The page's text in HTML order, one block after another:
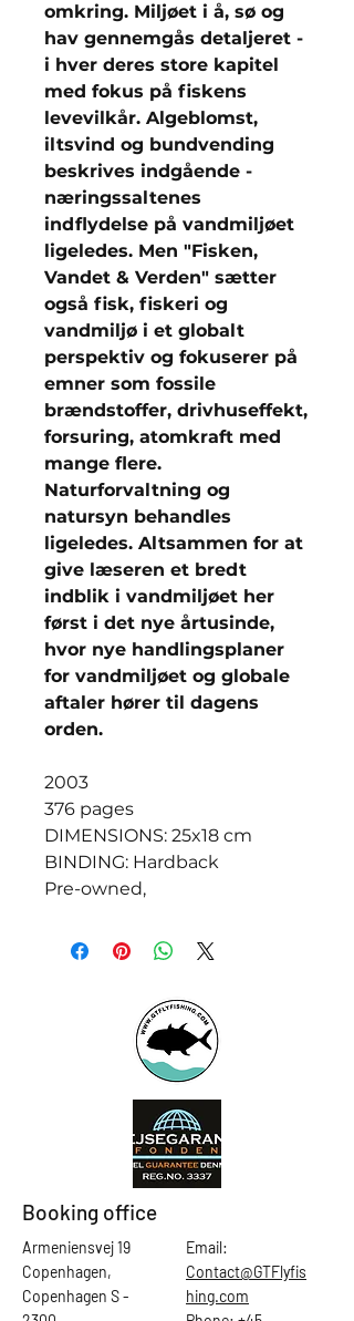
omkring. Miljøet i å, sø og
hav gennemgås detaljeret -
i hver deres store kapitel
med fokus på fiskens
levevilkår. Algeblomst,
iltsvind og bundvending
beskrives indgående -
næringssaltenes
indflydelse på vandmiljøet
ligeledes. Men "Fisken,
Vandet & Verden" sætter
også fisk, fiskeri og
vandmiljø i et globalt
perspektiv og fokuserer på
emner som fossile
brændstoffer, drivhuseffekt,
forsuring, atomkraft med
mange flere.
Naturforvaltning og
natursyn behandles
ligeledes. Altsammen for at
give læseren et bredt
indblik i vandmiljøet her
først i det nye årtusinde,
hvor nye handlingsplaner
for vandmiljøet og globale
aftaler hører til dagens
orden.
2003
376 pages
DIMENSIONS: 25x18 cm
BINDING: Hardback
Pre-owned,
Booking office
Armeniensvej 19
Copenhagen,
Copenhagen S -
Email:
Contact@GTFlyfis
hing.com